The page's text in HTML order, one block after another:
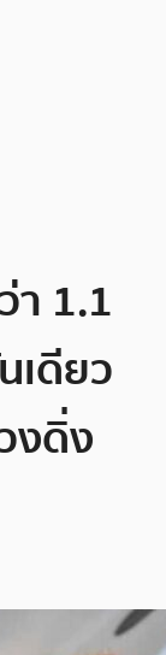
า 1.1
เดียว
งดิ่ง